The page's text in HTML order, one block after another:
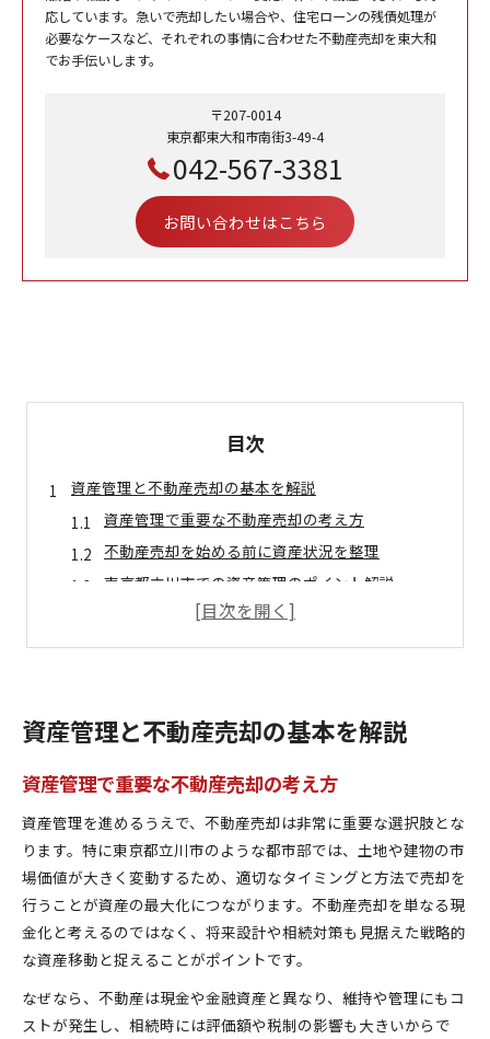
応しています。急いで売却したい場合や、住宅ローンの残債処理が
必要なケースなど、それぞれの事情に合わせた不動産売却を東大和
でお手伝いします。
〒207-0014
東京都東大和市南街3-49-4
042-567-3381
お問い合わせはこちら
目次
資産管理と不動産売却の基本を解説
資産管理で重要な不動産売却の考え方
不動産売却を始める前に資産状況を整理
東京都立川市での資産管理のポイント解説
不動産売却と資産管理の基礎知識を身につける
安心して進める資産管理と不動産売却の流れ
資産管理で叶える安定した生活設計のポイント
立川市で安心を得る不動産売却の活かし方
資産運用と不動産売却のバランスを意識する
立川市で実践する賢い不動産売却術
資産管理の視点から見る不動産売却成功の秘訣
不動産売却時に知っておきたい資産管理術
立川市で不動産売却を有利に進めるポイント
資産管理と不動産売却の賢い組み合わせ方
失敗しない不動産売却のための資産管理方法
資産管理と不動産売却の基本を解説
資産管理で重要な不動産売却の考え方
資産管理を進めるうえで、不動産売却は非常に重要な選択肢とな
ります。特に東京都立川市のような都市部では、土地や建物の市
場価値が大きく変動するため、適切なタイミングと方法で売却を
行うことが資産の最大化につながります。不動産売却を単なる現
金化と考えるのではなく、将来設計や相続対策も見据えた戦略的
な資産移動と捉えることがポイントです。
なぜなら、不動産は現金や金融資産と異なり、維持や管理にもコ
ストが発生し、相続時には評価額や税制の影響も大きいからで